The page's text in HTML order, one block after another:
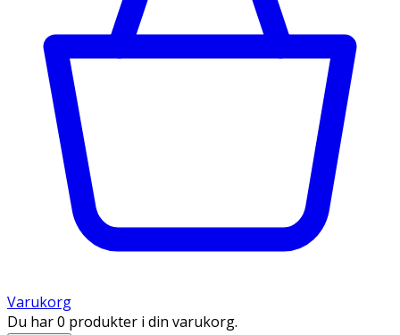
Varukorg
Du har 0 produkter i din varukorg.